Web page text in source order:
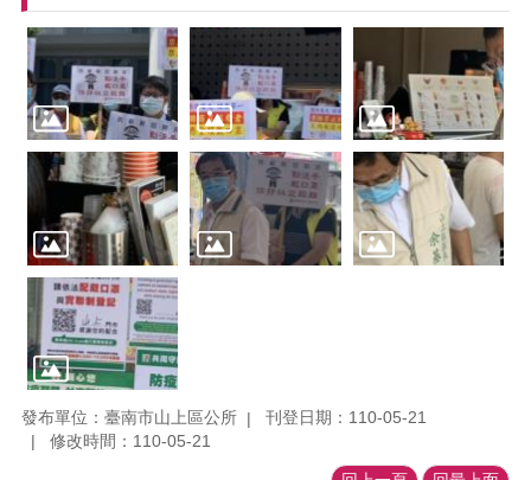
發布單位：臺南市山上區公所
刊登日期：110-05-21
修改時間：110-05-21